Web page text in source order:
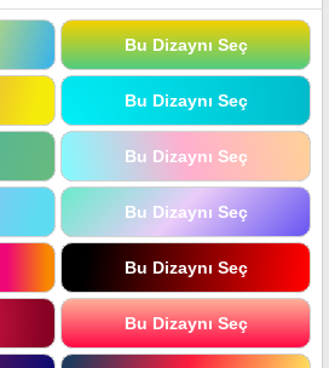
Bu Dizaynı Seç
Bu Dizaynı Seç
Bu Dizaynı Seç
Bu Dizaynı Seç
Bu Dizaynı Seç
Bu Dizaynı Seç